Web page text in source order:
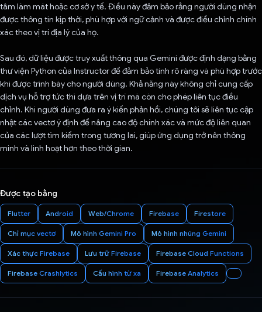
tâm làm mát hoặc cơ sở y tế. Điều này đảm bảo rằng người dùng nhận
được thông tin kịp thời, phù hợp với ngữ cảnh và được điều chỉnh chính
xác theo vị trí địa lý của họ.
Sau đó, dữ liệu được truy xuất thông qua Gemini được định dạng bằng
thư viện Python của Instructor để đảm bảo tính rõ ràng và phù hợp trước
khi được trình bày cho người dùng. Khả năng này không chỉ cung cấp
dịch vụ hỗ trợ tức thì dựa trên vị trí mà còn cho phép liên tục điều
chỉnh. Khi người dùng đưa ra ý kiến phản hồi, chúng tôi sẽ liên tục cập
nhật các vectơ ý định để nâng cao độ chính xác và mức độ liên quan
của các lượt tìm kiếm trong tương lai, giúp ứng dụng trở nên thông
minh và linh hoạt hơn theo thời gian.
Được tạo bằng
Flutter Android Web/Chrome Firebase Firestore
Chỉ mục vectơ Mô hình Gemini Pro Mô hình nhúng Gemini
Xác thực Firebase Lưu trữ Firebase Firebase Cloud Functions
Firebase Crashlytics Cấu hình từ xa Firebase Analytics